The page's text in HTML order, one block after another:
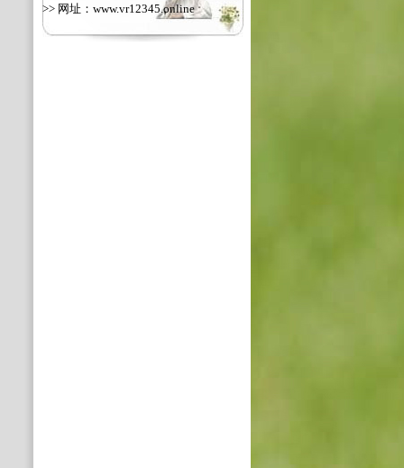
>> 网址： www.vr12345.online